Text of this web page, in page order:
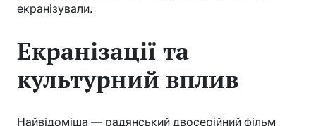
екранізували.
Екранізації та
культурний вплив
Найвідоміша — радянський двосерійний фільм